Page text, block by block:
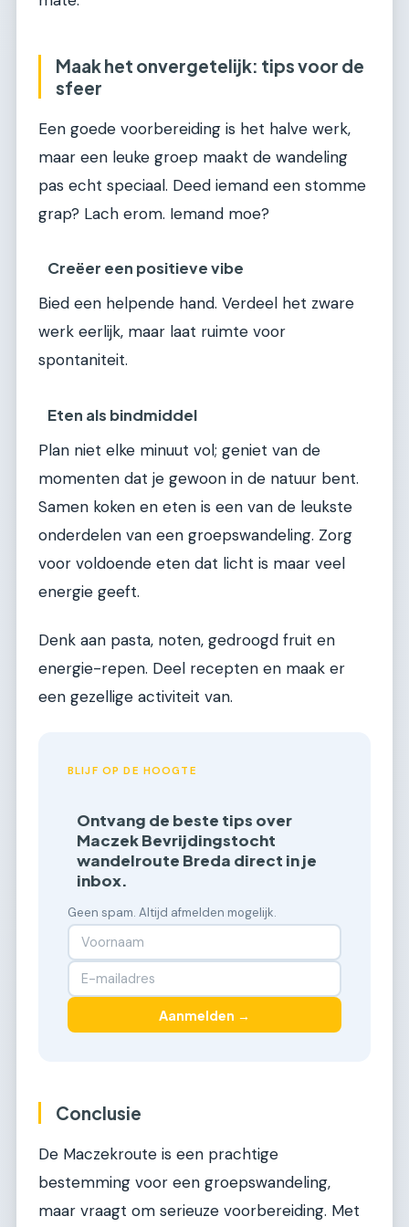
Maak het onvergetelijk: tips voor de
sfeer
Een goede voorbereiding is het halve werk,
maar een leuke groep maakt de wandeling
pas echt speciaal. Deed iemand een stomme
grap? Lach erom. Iemand moe?
Creëer een positieve vibe
Bied een helpende hand. Verdeel het zware
werk eerlijk, maar laat ruimte voor
spontaniteit.
Eten als bindmiddel
Plan niet elke minuut vol; geniet van de
momenten dat je gewoon in de natuur bent.
Samen koken en eten is een van de leukste
onderdelen van een groepswandeling. Zorg
voor voldoende eten dat licht is maar veel
energie geeft.
Denk aan pasta, noten, gedroogd fruit en
energie-repen. Deel recepten en maak er
een gezellige activiteit van.
BLIJF OP DE HOOGTE
Ontvang de beste tips over
Maczek Bevrijdingstocht
wandelroute Breda direct in je
inbox.
Geen spam. Altijd afmelden mogelijk.
Aanmelden →
Conclusie
De Maczekroute is een prachtige
bestemming voor een groepswandeling,
maar vraagt om serieuze voorbereiding. Met